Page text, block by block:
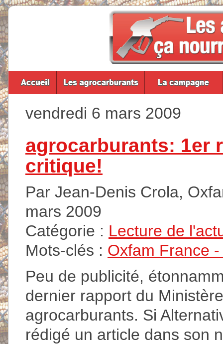
vendredi 6 mars 2009
agrocarburants: 1er
critique!
Par Jean-Denis Crola,
mars 2009
Catégorie : Lecture de
Mots-clés : Oxfam France -
Peu de publicité,
dernier rapport du
agrocarburants. Si
rédigé un article dans son